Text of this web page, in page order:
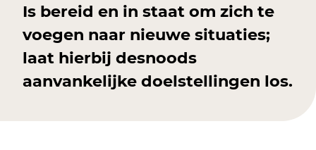
Is bereid en in staat om zich te
voegen naar nieuwe situaties;
laat hierbij desnoods
aanvankelijke doelstellingen los.